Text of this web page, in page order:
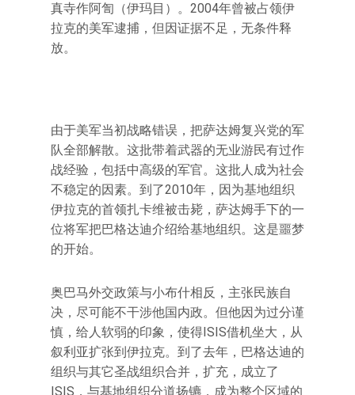
真寺作阿訇（伊玛目）。2004年曾被占领伊
拉克的美军逮捕，但因证据不足，无条件释
放。
由于美军当初战略错误，把萨达姆复兴党的军
队全部解散。这批带着武器的无业游民有过作
战经验，包括中高级的军官。这批人成为社会
不稳定的因素。到了2010年，因为基地组织
伊拉克的首领扎卡维被击毙，萨达姆手下的一
位将军把巴格达迪介绍给基地组织。这是噩梦
的开始。
奥巴马外交政策与小布什相反，主张民族自
决，尽可能不干涉他国内政。但他因为过分谨
慎，给人软弱的印象，使得ISIS借机坐大，从
叙利亚扩张到伊拉克。到了去年，巴格达迪的
组织与其它圣战组织合并，扩充，成立了
ISIS，与基地组织分道扬镳，成为整个区域的